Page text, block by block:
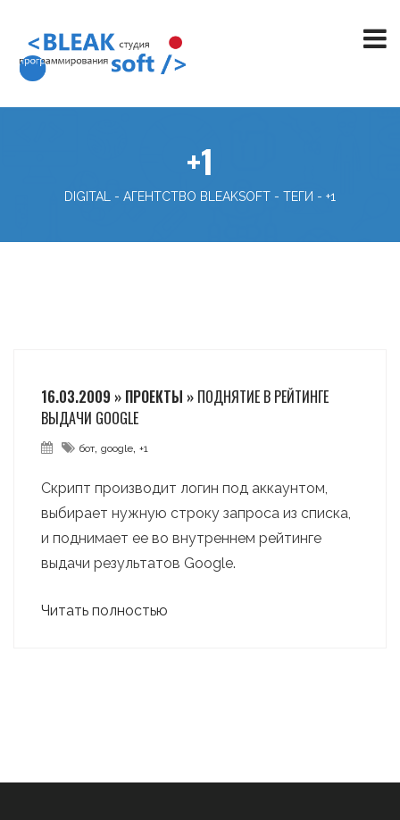
+1
DIGITAL - АГЕНТСТВО BLEAKSOFT - ТЕГИ - +1
16.03.2009 » ПРОЕКТЫ » ПОДНЯТИЕ В РЕЙТИНГЕ
ВЫДАЧИ GOOGLE
бот, google, +1
Скрипт производит логин под аккаунтом,
выбирает нужную строку запроса из списка,
и поднимает ее во внутреннем рейтинге
выдачи результатов Google.
Читать полностью